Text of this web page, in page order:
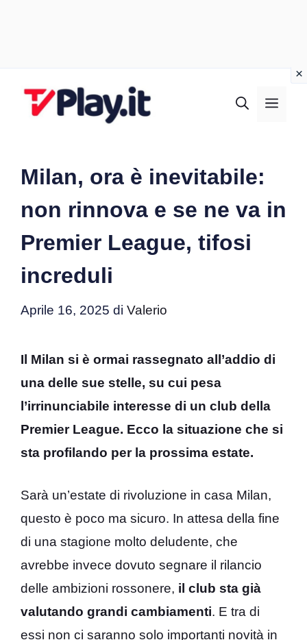
Milan, ora è inevitabile:
non rinnova e se ne va in
Premier League, tifosi
increduli
Aprile 16, 2025 di Valerio
Il Milan si è ormai rassegnato all’addio di
una delle sue stelle, su cui pesa
l’irrinunciabile interesse di un club della
Premier League. Ecco la situazione che si
sta profilando per la prossima estate.
Sarà un’estate di rivoluzione in casa Milan,
questo è poco ma sicuro. In attesa della fine
di una stagione molto deludente, che
avrebbe invece dovuto segnare il rilancio
delle ambizioni rossonere, il club sta già
valutando grandi cambiamenti. E tra di
essi non ci saranno solo importanti novità in